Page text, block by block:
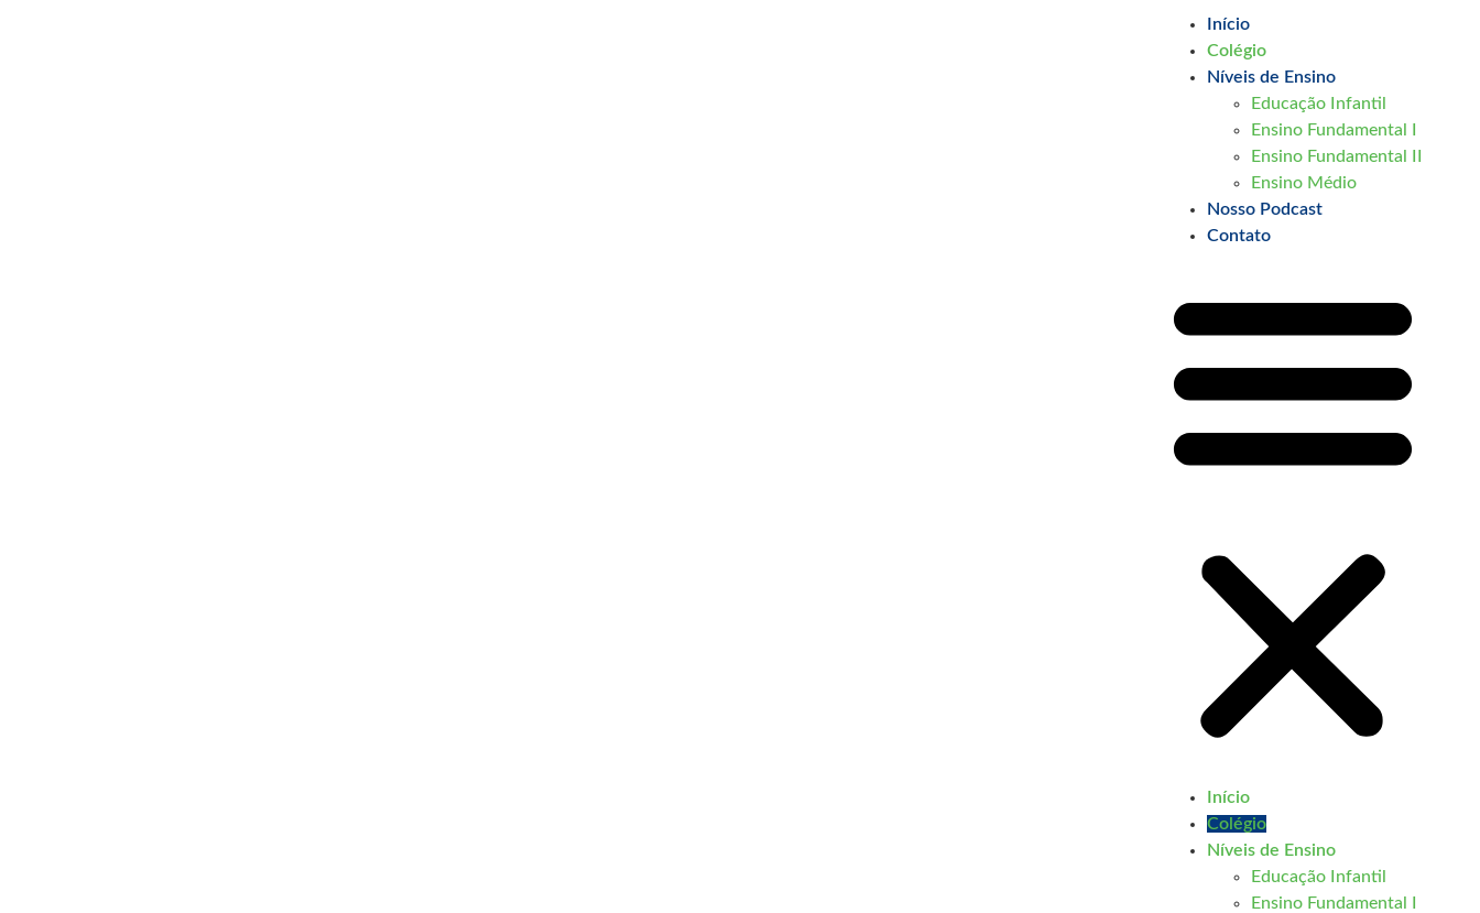
Início
Colégio
Níveis de Ensino
Educação Infantil
Ensino Fundamental I
Ensino Fundamental II
Ensino Médio
Nosso Podcast
Contato
Início
Colégio
Níveis de Ensino
Educação Infantil
Ensino Fundamental I